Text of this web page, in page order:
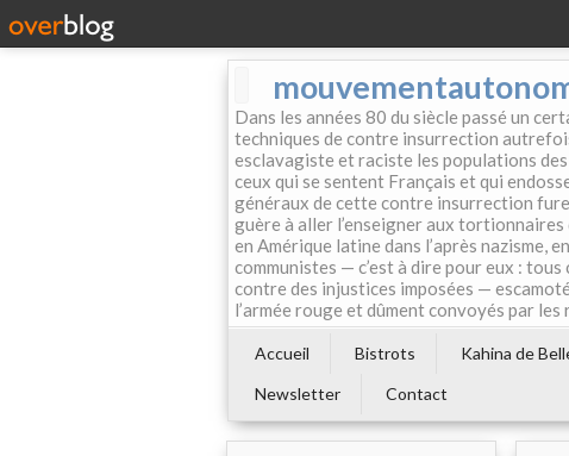
Dans les années 80 du siècle passé un
techniques de contre insurrection
esclavagiste et raciste les populations
ceux qui se sentent Français et qui
généraux de cette contre insurrection
guère à aller l’enseigner aux
en Amérique latine dans l’après nazisme,
communistes — c’est à dire pour eux :
contre des injustices imposées —
l’armée rouge et dûment convoyés par
Accueil Bistrots Kahina de
Newsletter
Contact